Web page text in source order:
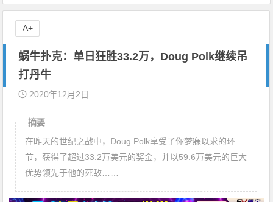
蜗牛扑克：单日狂胜33.2万，Doug Polk继续吊
打丹牛
2020年12月2日
摘要
在昨天的世纪之战中，Doug Polk享受了你梦寐以求的环
节，获得了超过33.2万美元的奖金，并以59.6万美元的巨大
优势领先于他的死敌……
A+